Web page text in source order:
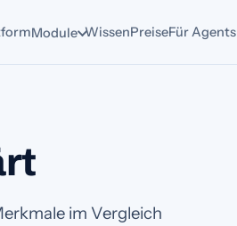
Module WissenPreiseFür Agents
im Vergleich